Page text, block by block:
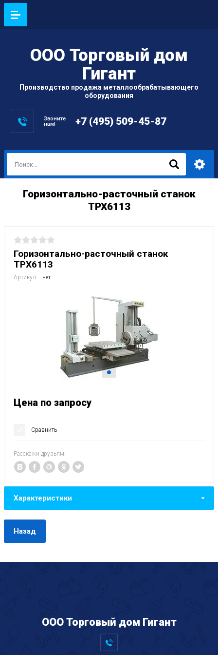
ООО Торговый дом
Гигант
Производство продажа металлообрабатывающего
оборудования
Звоните
нам!
+7 (495) 509-45-87
Горизонтально-расточный станок
TPX6113
Горизонтально-расточный станок
TPX6113
Артикул: нет
Цена по запросу
Сравнить
Расскажи друзьям:
Характеристики
Назад
ООО Торговый дом Гигант